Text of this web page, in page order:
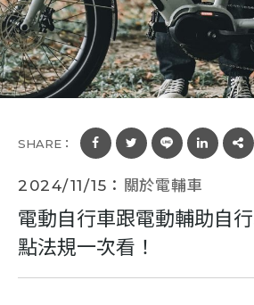
2024/11/15： 關於電輔車
電動自行車跟電動輔助自
點法規一次看！
SHARE：